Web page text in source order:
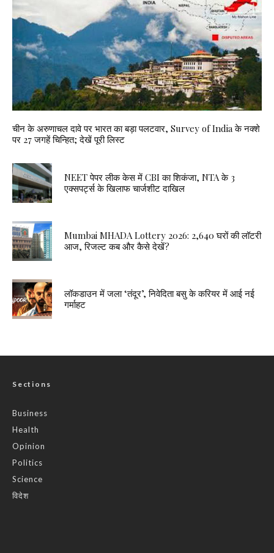
चीन के अरुणाचल दावे पर भारत का बड़ा पलटवार, Survey of India के नक्शे
पर 27 जगहें चिन्हित; देखें पूरी लिस्ट
NEET पेपर लीक केस में CBI का शिकंजा, NTA के 3
एक्सपर्ट्स के खिलाफ चार्जशीट दाखिल
Mumbai MHADA Lottery 2026: 2,640 घरों की लॉटरी
आज, रिजल्ट कब और कैसे देखें?
लॉकडाउन में जला ‘तंदूर’, निवेदिता बसु के करियर में आई नई
गर्माहट
Sections
Business
Health
Opinion
Politics
Science
विदेश